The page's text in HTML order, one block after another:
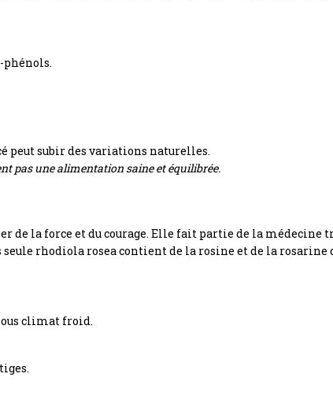
phénols.
peut subir des variations naturelles.
pas une alimentation saine et équilibrée.
de la force et du courage. Elle fait partie de la médecine
rhodiola rosea contient de la rosine et de la rosarine
climat froid.